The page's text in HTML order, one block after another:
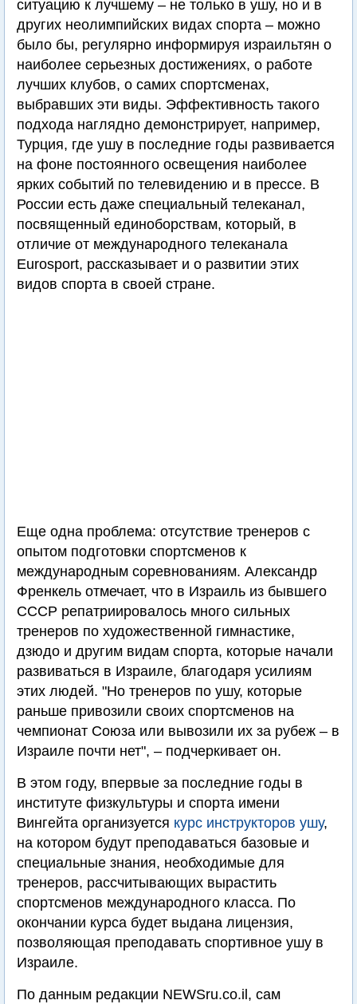
ситуацию к лучшему – не только в ушу, но и в
других неолимпийских видах спорта – можно
было бы, регулярно информируя израильтян о
наиболее серьезных достижениях, о работе
лучших клубов, о самих спортсменах,
выбравших эти виды. Эффективность такого
подхода наглядно демонстрирует, например,
Турция, где ушу в последние годы развивается
на фоне постоянного освещения наиболее
ярких событий по телевидению и в прессе. В
России есть даже специальный телеканал,
посвященный единоборствам, который, в
отличие от международного телеканала
Eurosport, рассказывает и о развитии этих
видов спорта в своей стране.
Еще одна проблема: отсутствие тренеров с
опытом подготовки спортсменов к
международным соревнованиям. Александр
Френкель отмечает, что в Израиль из бывшего
СССР репатриировалось много сильных
тренеров по художественной гимнастике,
дзюдо и другим видам спорта, которые начали
развиваться в Израиле, благодаря усилиям
этих людей. "Но тренеров по ушу, которые
раньше привозили своих спортсменов на
чемпионат Союза или вывозили их за рубеж – в
Израиле почти нет", – подчеркивает он.
В этом году, впервые за последние годы в
институте физкультуры и спорта имени
Вингейта организуется курс инструкторов ушу,
на котором будут преподаваться базовые и
специальные знания, необходимые для
тренеров, рассчитывающих вырастить
спортсменов международного класса. По
окончании курса будет выдана лицензия,
позволяющая преподавать спортивное ушу в
Израиле.
По данным редакции NEWSru.co.il, сам